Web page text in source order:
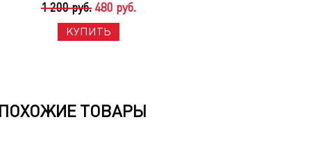
1 200 руб. 480 руб.
КУПИТЬ
ПОХОЖИЕ ТОВАРЫ